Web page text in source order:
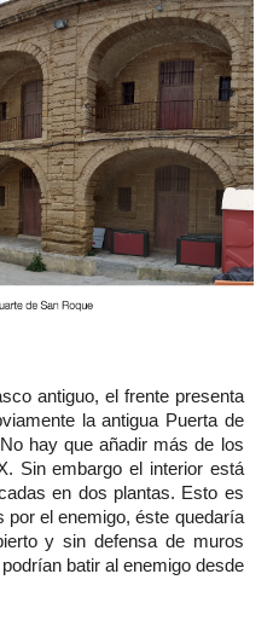
antiguo, el frente presenta
la antigua Puerta de
hay que añadir más de los
Sin embargo el interior está
en dos plantas. Esto es
por el enemigo, éste quedaría
y sin defensa de muros
batir al enemigo desde